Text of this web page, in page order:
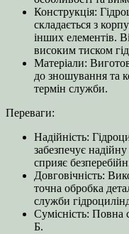
Конструкція:
складається з
інших елементів.
високим тиском
Матеріали:
до зношування та
термін служби.
Переваги:
Надійність:
забезпечує
сприяє
Довговічність:
точна обробка
служби
Сумісність: Повна
Б.